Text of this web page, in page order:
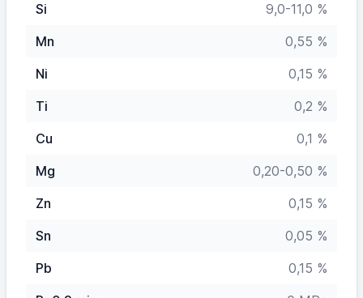
Si
9,0-11,0 %
Mn
0,55 %
Ni
0,15 %
Ti
0,2 %
Cu
0,1 %
Mg
0,20-0,50 %
Zn
0,15 %
Sn
0,05 %
Pb
0,15 %